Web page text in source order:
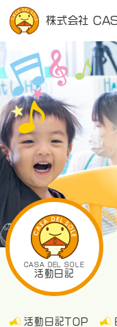
株式会社
CASA DEL SOLE
活動日記
活動日記TOP